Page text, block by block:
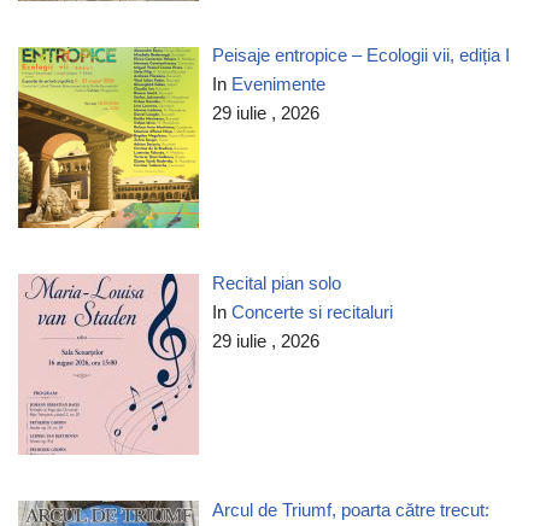
Peisaje entropice – Ecologii vii, ediția I
In Evenimente
29 iulie , 2026
Recital pian solo
InConcerte si recitaluri
29 iulie , 2026
Arcul de Triumf, poarta către trecut: